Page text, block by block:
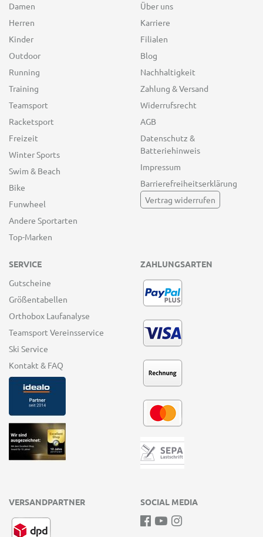
Damen
Herren
Kinder
Outdoor
Running
Training
Teamsport
Racketsport
Freizeit
Winter Sports
Swim & Beach
Bike
Funwheel
Andere Sportarten
Top-Marken
Über uns
Karriere
Filialen
Blog
Nachhaltigkeit
Zahlung & Versand
Widerrufsrecht
AGB
Datenschutz &
Batteriehinweis
Impressum
Barrierefreiheitserklärung
Vertrag widerrufen
SERVICE
Gutscheine
Größentabellen
Orthobox Laufanalyse
Teamsport Vereinsservice
Ski Service
Kontakt & FAQ
ZAHLUNGSARTEN
VERSANDPARTNER SOCIAL MEDIA